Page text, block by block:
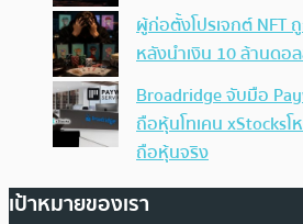
ผู้ก่อตั้งโปรเจกต์
หลังนำเงิน 10 ล้านดอ
Broadridge จับมือ
ถือหุ้นโทเคน xStocks
ถือหุ้นจริง
เป้าหมายของเรา